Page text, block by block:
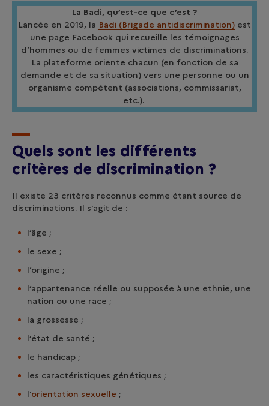
La Badi, qu’est-ce que c’est ?
Lancée en 2019, la Badi (Brigade antidiscrimination) est
une page Facebook qui recueille les témoignages
d’hommes ou de femmes victimes de discriminations.
La plateforme oriente chacun (en fonction de sa
demande et de sa situation) vers une personne ou un
organisme compétent (associations, commissariat,
etc.).
Quels sont les différents
critères de discrimination ?
Il existe 23 critères reconnus comme étant source de
discriminations. Il s’agit de :
l’âge ;
le sexe ;
l’origine ;
l’appartenance réelle ou supposée à une ethnie, une
nation ou une race ;
la grossesse ;
l’état de santé ;
le handicap ;
les caractéristiques génétiques ;
l’orientation sexuelle ;